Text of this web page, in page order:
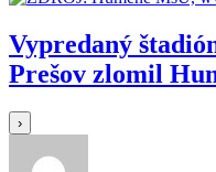
Vypredaný
Prešov zlomil
›